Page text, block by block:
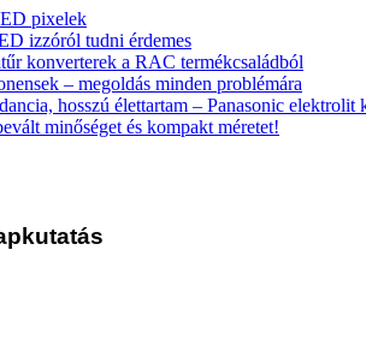
pixelek
izzóról tudni érdemes
konverterek a RAC termékcsaládból
– megoldás minden problémára
hosszú élettartam – Panasonic elektrolit
minőséget és kompakt méretet!